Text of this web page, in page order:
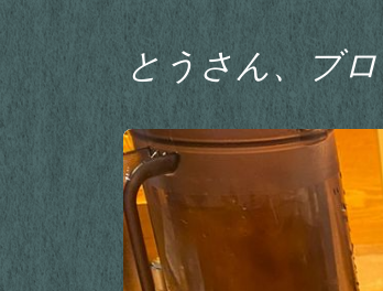
とうさん、ブ